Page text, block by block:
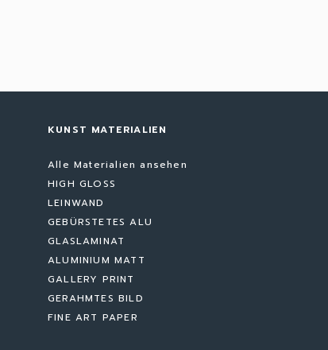
KUNST MATERIALIEN
Alle Materialien ansehen
HIGH GLOSS
LEINWAND
GEBÜRSTETES ALU
GLASLAMINAT
ALUMINIUM MATT
GALLERY PRINT
GERAHMTES BILD
FINE ART PAPER